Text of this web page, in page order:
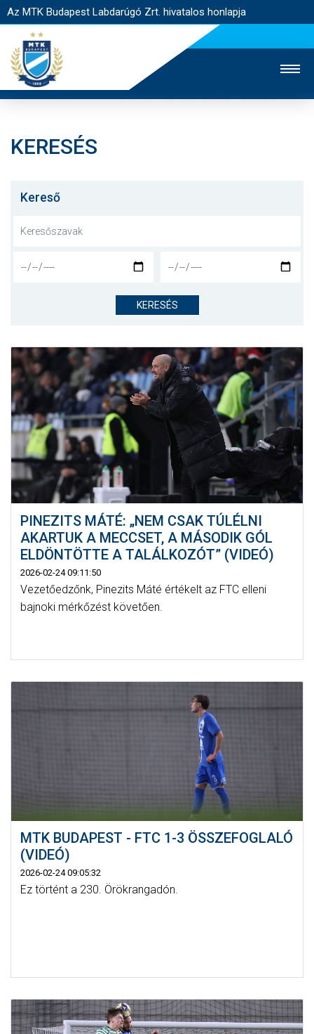
Az MTK Budapest Labdarúgó Zrt. hivatalos honlapja
JEGYÉRTÉKESÍTÉS
NYITÓLAP
CSAPATOK
KLUB
GALÉRIA
SZURKOLÓI ÉLMÉNYEK
AKKREDITÁCIÓ
KERESÉS
Kereső
KERESÉS
PINEZITS MÁTÉ: „NEM CSAK TÚLÉLNI
AKARTUK A MECCSET, A MÁSODIK GÓL
ELDÖNTÖTTE A TALÁLKOZÓT” (VIDEÓ)
2026-02-24 09:11:50
Vezetőedzőnk, Pinezits Máté értékelt az FTC elleni
bajnoki mérkőzést követően.
MTK BUDAPEST - FTC 1-3 ÖSSZEFOGLALÓ
(VIDEÓ)
2026-02-24 09:05:32
Ez történt a 230. Örökrangadón.